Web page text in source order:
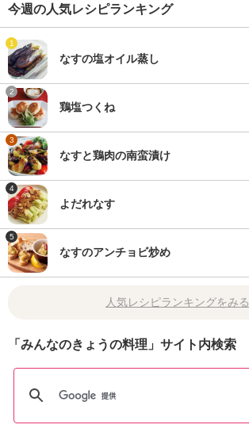
今週の人気レシピランキング
1
なすの塩オイル蒸し
2
鶏塩つくね
3
なすと鶏肉の南蛮漬け
4
よだれなす
5
なすのアンチョビ炒め
人気レシピランキングをみる
「みんなのきょうの料理」サイト内検索